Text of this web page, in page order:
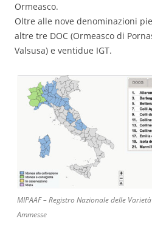
Ormeasco.
Oltre alle nove denominazioni
altre tre DOC (Ormeasco di
Valsusa) e ventidue IGT.
MIPAAF – Registro Nazionale delle
Ammesse